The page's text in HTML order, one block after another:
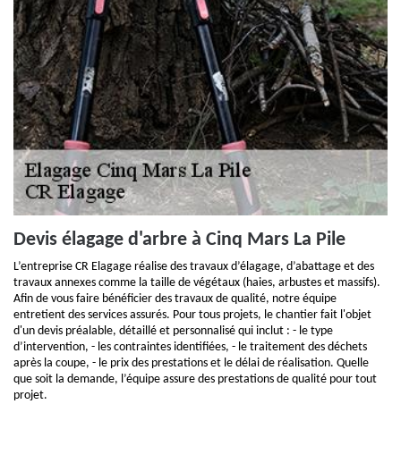
Devis élagage d'arbre à Cinq Mars La Pile
L’entreprise CR Elagage réalise des travaux d’élagage, d’abattage et des
travaux annexes comme la taille de végétaux (haies, arbustes et massifs).
Afin de vous faire bénéficier des travaux de qualité, notre équipe
entretient des services assurés. Pour tous projets, le chantier fait l'objet
d'un devis préalable, détaillé et personnalisé qui inclut : - le type
d’intervention, - les contraintes identifiées, - le traitement des déchets
après la coupe, - le prix des prestations et le délai de réalisation. Quelle
que soit la demande, l’équipe assure des prestations de qualité pour tout
projet.